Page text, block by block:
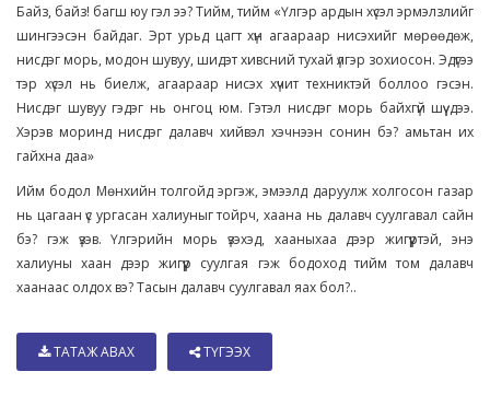
Байз, байз! багш юу гэл ээ? Тийм, тийм «Үлгэр ардын хүсэл эрмэлзлийг
шингээсэн байдаг. Эрт урьд цагт хүн агаараар нисэхийг мөрөөдөж,
нисдэг морь, модон шувуу, шидэт хивсний тухай үлгэр зохиосон. Эдүгээ
тэр хүсэл нь биелж, агаараар нисэх хүчит техниктэй боллоо гэсэн.
Нисдэг шувуу гэдэг нь онгоц юм. Гэтэл нисдэг морь байхгүй шүү дээ.
Хэрэв моринд нисдэг далавч хийвэл хэчнээн сонин бэ? амьтан их
гайхна даа»
Ийм бодол Мөнхийн толгойд эргэж, эмээлд даруулж холгосон газар
нь цагаан үс ургасан халиуныг тойрч, хаана нь далавч суулгавал сайн
бэ? гэж үзэв. Үлгэрийн морь үзэхэд, хааныхаа дээр жигүүртэй, энэ
халиуны хаан дээр жигүүр суулгая гэж бодоход тийм том далавч
хаанаас олдох вэ? Тасын далавч суулгавал яах бол?..
ТАТАЖ АВАХ ТҮГЭЭХ